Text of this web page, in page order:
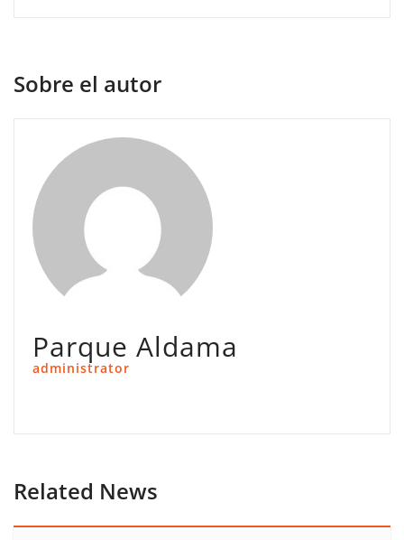
Sobre el autor
Parque Aldama
administrator
Related News